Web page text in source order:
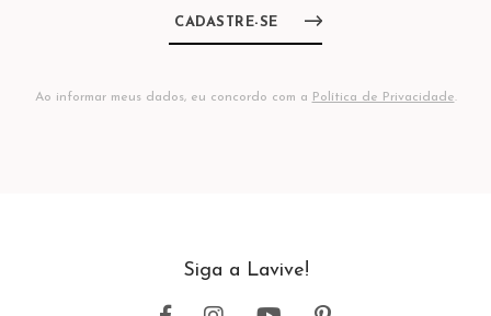
CADASTRE-SE
Ao informar meus dados, eu concordo com a Política de Privacidade.
Siga a Lavive!